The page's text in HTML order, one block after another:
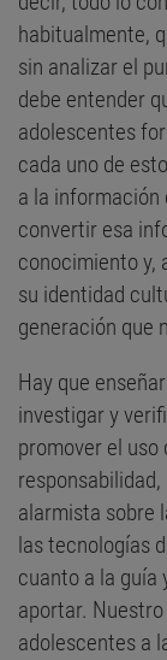
habitualmente,
sin analizar el
debe entender
adolescentes
cada uno de
a la información
convertir esa
conocimiento y,
su identidad
generación que
Hay que
investigar y
promover el
alarmista sobre
las tecnologías
cuanto a la guía
aportar.
adolescentes a